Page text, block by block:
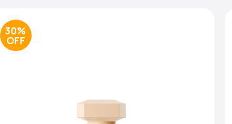
30%